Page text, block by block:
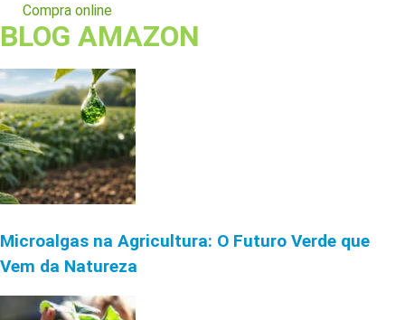
Compra online
BLOG AMAZON
Microalgas na Agricultura: O Futuro Verde que
Vem da Natureza